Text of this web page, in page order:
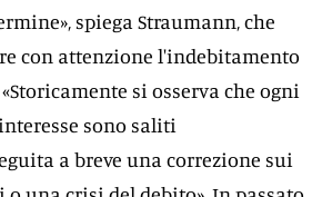
spiega Straumann, che
con attenzione l'indebitamento
si osserva che ogni
sono saliti
a breve una correzione sui